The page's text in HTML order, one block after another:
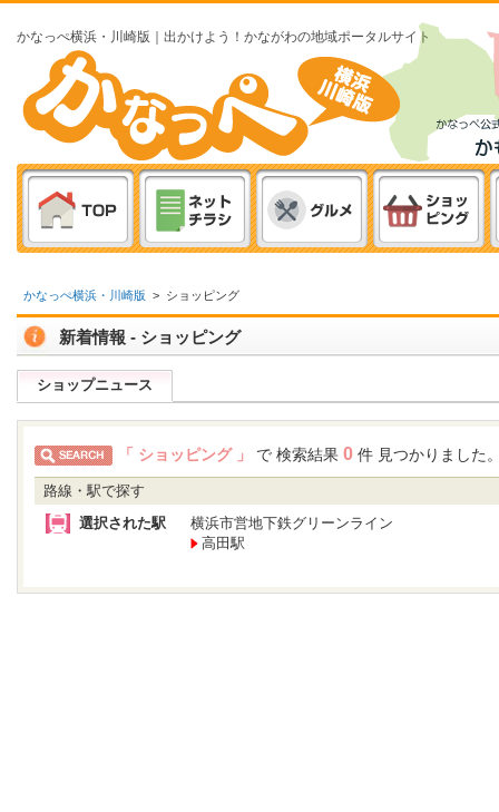
かなっぺ横浜・川崎版｜出かけよう！かながわの地域ポータルサイト
かなっぺ横浜・川崎版 > ショッピング
新着情報 - ショッピング
ショップニュース
「 ショッピング 」 で 検索結果 0 件 見つかりました
路線・駅で探す
選択された駅
横浜市営地下鉄グリーンライン
高田駅